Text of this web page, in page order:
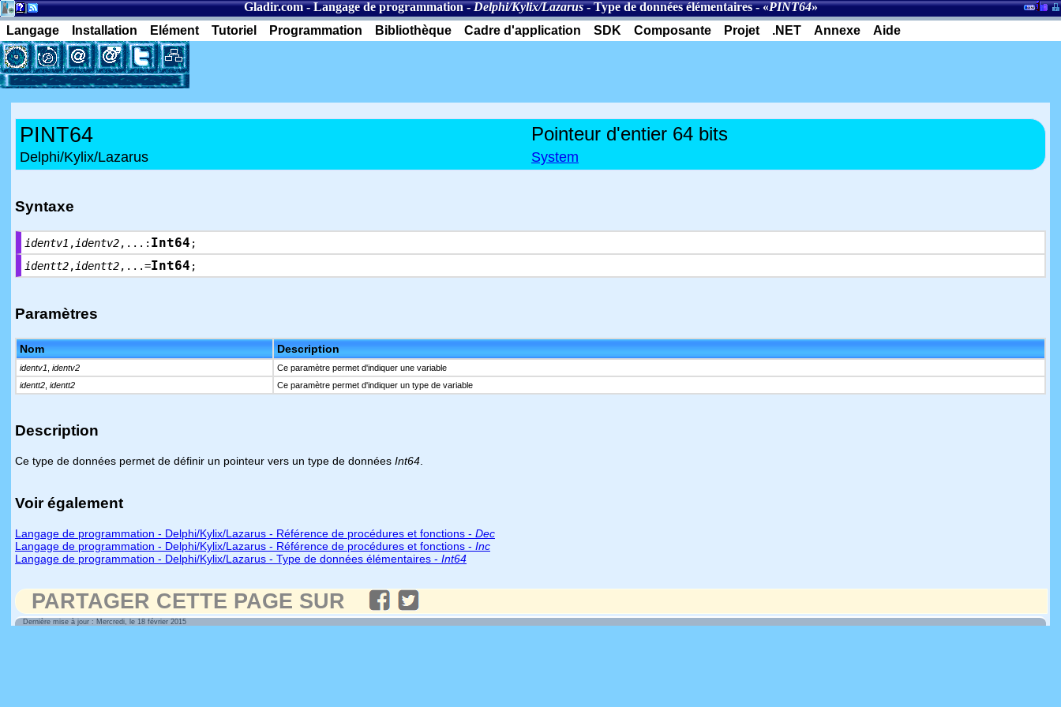
Gladir.com-Langage de programmation-Delphi/Kylix/Lazarus-Type de données élémentaires- «PINT64»
Langage
Installation Elément Tutoriel Programmation Bibliothèque Cadre d'application SDK Composante Projet .NET Annexe Aide
PINT64 Pointeur d'entier 64 bits
Delphi/Kylix/Lazarus System
Syntaxe
identv1 , identv2,...: Int64 ;
identt2, identt2,...=Int64 ;
Paramètres
Nom Description
identv1 identv2
Ce paramètre permet d'indiquer une variable
identt2 identt2 Ce paramètre permet d'indiquer un type de variable
Description
Ce type de données permet de définir un pointeur vers un type de données Int64
Voir également
Langage de programmation - Delphi/Kylix/Lazarus - Référence de procédures et fonctions - Dec
Langage de programmation - Delphi/Kylix/Lazarus - Référence de procédures et fonctions - Inc
Langage de programmation - Delphi/Kylix/Lazarus - Type de données élémentaires - Int64
PARTAGER CETTE PAGE SUR
Dernière mise à jour : Mercredi, le 18 février 2015